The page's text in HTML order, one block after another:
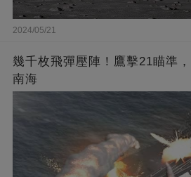
2024/05/21
幾千枚飛彈壓陣！鷹擊21瞄準
南海